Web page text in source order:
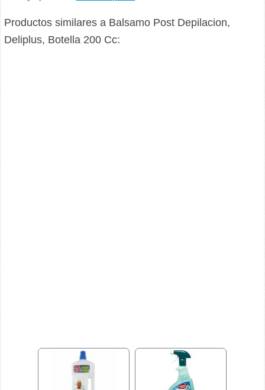
Productos similares a Balsamo Post Depilacion,
Deliplus, Botella 200 Cc: